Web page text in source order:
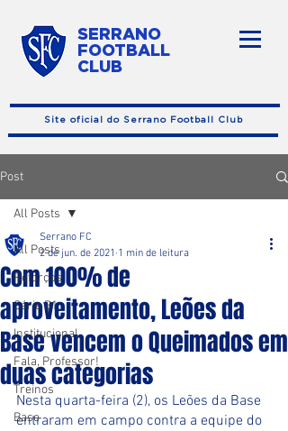
SERRANO
FOOTBALL
CLUB
Site oficial do Serrano Football Club
Post
All Posts
Reforços
Série B1
Institucional
Fala, Professor!
Treinos
Base
All Posts
Com 100% de
aproveitamento, Leões da
Base vencem o Queimados em
duas categorias
Serrano FC
2 de jun. de 2021 1 min de leitura
Nesta quarta-feira (2), os Leões da Base
entraram em campo contra a equipe do